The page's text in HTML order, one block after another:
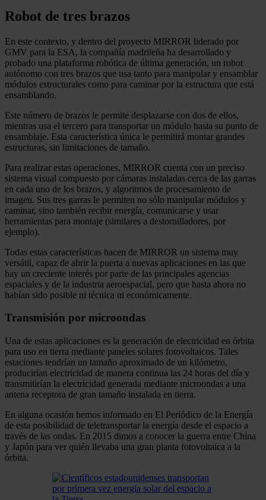
Robot de tres brazos
En este contexto, y dentro del proyecto MIRROR liderado por
GMV para la ESA, la compañía madrileña ha desarrollado y
probado una plataforma robótica de última generación, un robot
autónomo con tres brazos que usa tanto para manipular y ensamblar
módulos estructurales como para caminar por la estructura que está
ensamblando.
Este número de brazos le permite desplazarse con dos de ellos,
mientras usa el tercero para transportar un módulo hasta su punto de
ensamblaje. Esta característica única le permitirá montar grandes
estructuras, sin limitaciones de tamaño.
Para realizar estas operaciones, MIRROR cuenta con un preciso
sistema visual compuesto por cámaras instaladas cerca de las garras
en cada uno de los brazos, y algoritmos de procesamiento de
imagen. Sus tres garras le permiten no sólo manipular módulos y
caminar, sino también recibir energía, comunicarse y usar
herramientas para montaje (similares a destornilladores, por
ejemplo).
Todas estas características hacen de MIRROR un sistema muy
versátil, capaz de abrir la puerta a nuevas aplicaciones en las que
hay un creciente interés por parte de las principales agencias
espaciales y de la industria aeroespacial, pero que hasta ahora no
habían sido posible ni técnica ni económicamente.
Transmisión por microondas
Una de estas aplicaciones es la generación de electricidad en órbita
para uso en tierra mediante paneles solares fotovoltaicos. Tales
estaciones tendrían un tamaño aproximado de un kilómetro,
producirían electricidad de manera continua las 24 horas del día y
transmitirían la electricidad generada mediante microondas a una
antena receptora de gran tamaño instalada en tierra.
En alguna ocasión hemos informado en El Periódico de la Energía
de esta posibilidad de teletransportar la energía desde el espacio a
través de las ondas. En 2015 dimos a conocer la guerra entre China
y Japón para ver quién llevaba una gran planta fotovoltaica a la
órbita.